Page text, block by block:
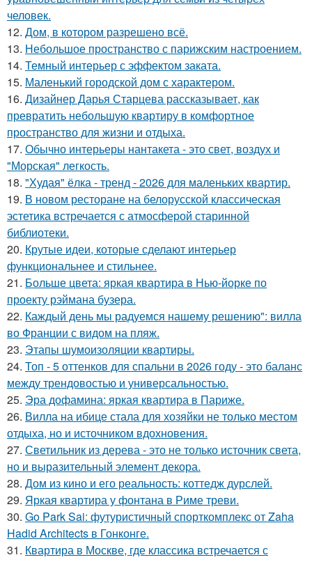
человек.
12. Дом, в котором разрешено всё.
13. Небольшое пространство с парижским настроением.
14. Темный интерьер с эффектом заката.
15. Маленький городской дом с характером.
16. Дизайнер Дарья Старцева рассказывает, как
превратить небольшую квартиру в комфортное
пространство для жизни и отдыха.
17. Обычно интерьеры нантакета - это свет, воздух и
"Морская" легкость.
18. "Худая" ёлка - тренд - 2026 для маленьких квартир.
19. В новом ресторане на белорусской классическая
эстетика встречается с атмосферой старинной
библиотеки.
20. Крутые идеи, которые сделают интерьер
функциональнее и стильнее.
21. Больше цвета: яркая квартира в Нью-йорке по
проекту рэймана бузера.
22. Каждый день мы радуемся нашему решению": вилла
во Франции с видом на пляж.
23. Этапы шумоизоляции квартиры.
24. Топ - 5 оттенков для спальни в 2026 году - это баланс
между трендовостью и универсальностью.
25. Эра дофамина: яркая квартира в Париже.
26. Вилла на ибице стала для хозяйки не только местом
отдыха, но и источником вдохновения.
27. Светильник из дерева - это не только источник света,
но и выразительный элемент декора.
28. Дом из кино и его реальность: коттедж дурслей.
29. Яркая квартира у фонтана в Риме треви.
30. Go Park Sai: футуристичный спорткомплекс от Zaha
Hadid Architects в Гонконге.
31. Квартира в Москве, где классика встречается с